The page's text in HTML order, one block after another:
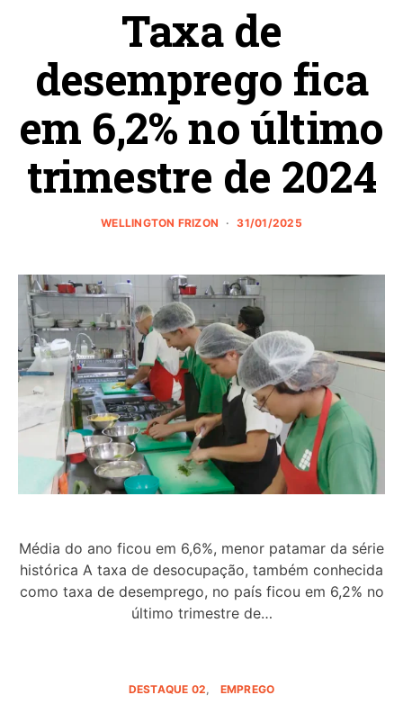
Taxa de
desemprego fica
em 6,2% no último
trimestre de 2024
WELLINGTON FRIZON 31/01/2025
Média do ano ficou em 6,6%, menor patamar da série
histórica A taxa de desocupação, também conhecida
como taxa de desemprego, no país ficou em 6,2% no
último trimestre de…
DESTAQUE 02 EMPREGO